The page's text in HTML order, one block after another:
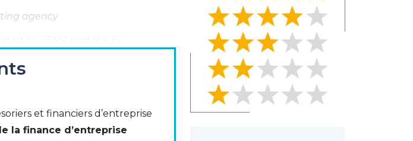
agency
media for your investor relations
et financiers d’entreprise
la finance d’entreprise